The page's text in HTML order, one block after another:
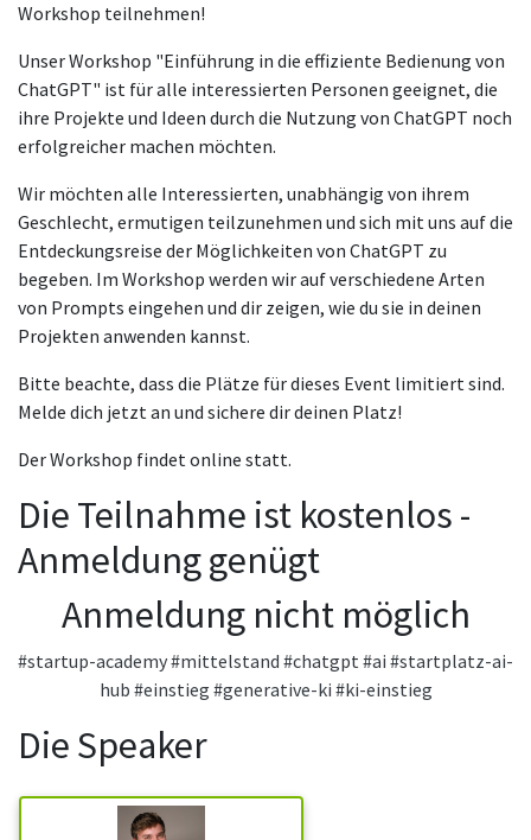
Workshop teilnehmen!
Unser Workshop "Einführung in die effiziente Bedienung von
ChatGPT" ist für alle interessierten Personen geeignet, die
ihre Projekte und Ideen durch die Nutzung von ChatGPT noch
erfolgreicher machen möchten.
Wir möchten alle Interessierten, unabhängig von ihrem
Geschlecht, ermutigen teilzunehmen und sich mit uns auf die
Entdeckungsreise der Möglichkeiten von ChatGPT zu
begeben. Im Workshop werden wir auf verschiedene Arten
von Prompts eingehen und dir zeigen, wie du sie in deinen
Projekten anwenden kannst.
Bitte beachte, dass die Plätze für dieses Event limitiert sind.
Melde dich jetzt an und sichere dir deinen Platz!
Der Workshop findet online statt.
Die Teilnahme ist kostenlos -
Anmeldung genügt
Anmeldung nicht möglich
#startup-academy#mittelstand #chatgpt #ai #startplatz-ai-
hub #einstieg #generative-ki #ki-einstieg
Die Speaker